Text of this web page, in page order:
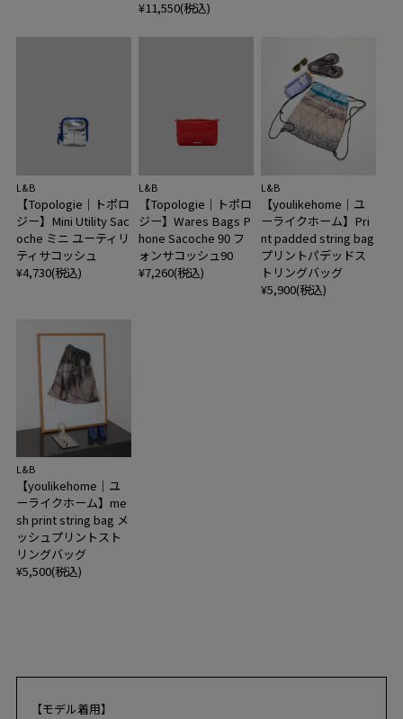
¥11,550(税込)
L&B
【Topologie｜トポロ
ジー】Mini Utility Sac
oche ミニ ユーティリ
ティサコッシュ
¥4,730(税込)
L&B
【Topologie｜トポロ
ジー】Wares Bags P
hone Sacoche 90 フ
ォンサコッシュ90
¥7,260(税込)
L&B
【youlikehome｜ユ
ーライクホーム】Pri
nt padded string bag
プリントパデッドス
トリングバッグ
¥5,900(税込)
L&B
【youlikehome｜ユ
ーライクホーム】me
sh print string bag メ
ッシュプリントスト
リングバッグ
¥5,500(税込)
【モデル着用】